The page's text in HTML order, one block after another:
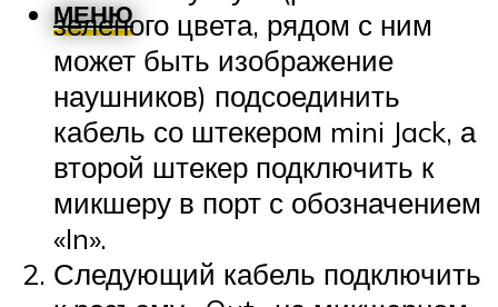
МЕНЮ
зеленого цвета, рядом с ним
может быть изображение
наушников) подсоединить
кабель со штекером mini Jack, а
второй штекер подключить к
микшеру в порт с обозначением
«In».
Следующий кабель подключить